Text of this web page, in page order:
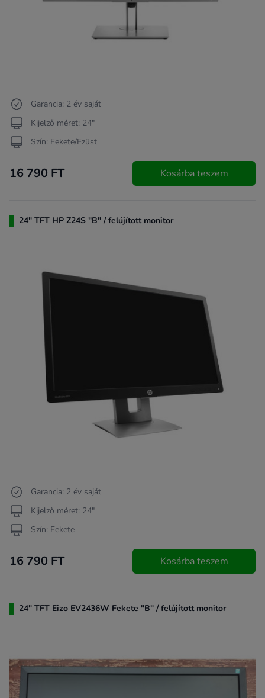
Garancia: 2 év saját
Kijelző méret: 24"
Szín: Fekete/Ezüst
16 790 FT Kosárba teszem
24" TFT HP Z24S "B" / felújított monitor
Garancia: 2 év saját
Kijelző méret: 24"
Szín: Fekete
16 790 FT Kosárba teszem
24" TFT Eizo EV2436W Fekete "B" / felújított monitor